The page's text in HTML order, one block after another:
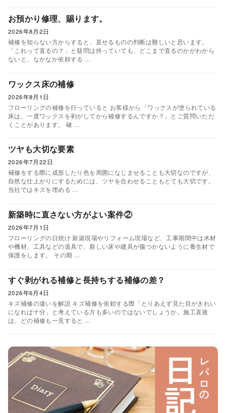
お預かり修理、賜ります。
2026年8月2日
補修を知らない方からすると、直せるものの判断は難しいと思います。
「これって直るの？」と疑問は持っていても、どこまで直るのかがわから
ないと、なかなか依頼する …
ワックス床の補修
2026年8月1日
フローリングの補修を行っていると お客様から「ワックスが塗られている
床は、一度ワックスを剥がしてから補修するんですか？」とご質問いただ
くことがあります。 確 …
ツヤも大切な要素
2026年7月22日
補修をする際に成形したり色を周囲になじませることも大切なのですが、
自然な仕上がりにするためには、ツヤを合わせることもとても大切です。
当社ではキズを埋める …
新築時に直さない方がよい案件②
2026年7月1日
フローリングの日焼け 新築現場やリフォーム現場など、工事期間中は木材
や機材、工具などの道具で、新しい床や建具が傷つかないように養生材で
保護をします。 その期 …
すぐ剥がれる補修と長持ちする補修の差？
2026年6月4日
キズ補修の違いを解説 キズ補修を依頼する際「とりあえず見た目がきれい
になれば十分」と考えている方も多いのではないでしょうか。施工直後
は、どの補修も一見すると …